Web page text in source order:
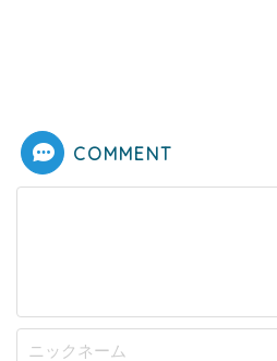
COMMENT